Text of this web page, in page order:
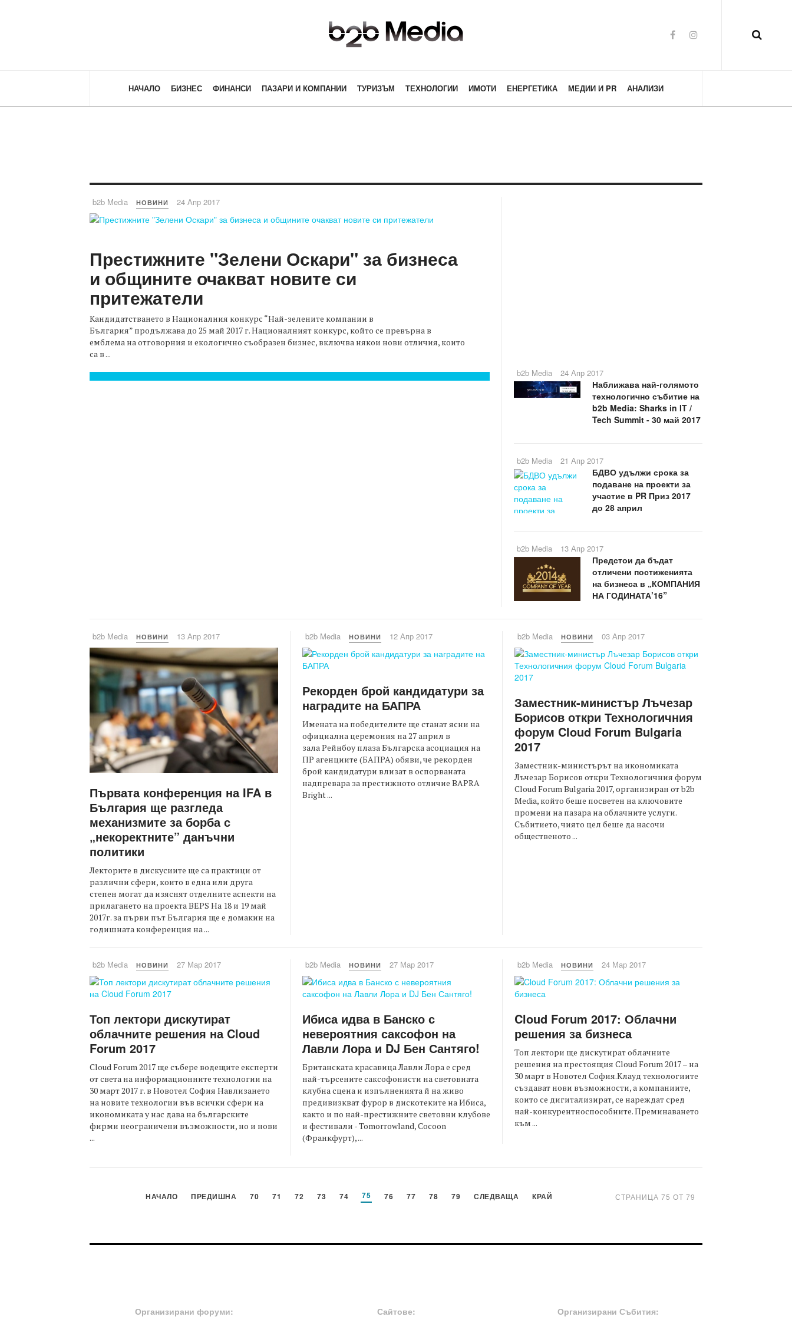
НАЧАЛО БИЗНЕС ФИНАНСИ ПАЗАРИ И КОМПАНИИ ТУРИЗЪМ ТЕХНОЛОГИИ ИМОТИ ЕНЕРГЕТИКА МЕДИИ И PR АНАЛИЗИ
b2b Media НОВИНИ 24 Апр 2017
Престижните "Зелени Оскари" за бизнеса
и общините очакват новите си
притежатели
Кандидатстването в Националния конкурс “Най-зелените компании в
България” продължава до 25 май 2017 г. Националният конкурс, който се превърна в
емблема на отговорния и екологично съобразен бизнес, включва някои нови отличия, които
са в ...
b2b Media
24 Апр 2017
Наближава най-голямото
технологично събитие на
b2b Media: Sharks in IT /
Tech Summit - 30 май 2017
b2b Media 21 Апр 2017
БДВО удължи срока за
подаване на проекти за
участие в PR Приз 2017
до 28 април
b2b Media 13 Апр 2017
Предстои да бъдат
отличени постиженията
на бизнеса в „КОМПАНИЯ
НА ГОДИНАТА’16”
b2b Media НОВИНИ 13 Апр 2017
Първата конференция на IFA в
България ще разгледа
механизмите за борба с
„некоректните” данъчни
политики
Лекторите в дискусиите ще са практици от
различни сфери, които в една или друга
степен могат да изяснят отделните аспекти на
прилагането на проекта BEPS На 18 и 19 май
2017г. за първи път България ще е домакин на
годишната конференция на ...
b2b Media НОВИНИ 12 Апр 2017
Рекорден брой кандидатури за
наградите на БАПРА
Имената на победителите ще станат ясни на
официална церемония на 27 април в
зала Рейнбоу плаза Българска асоциация на
ПР агенциите (БАПРА) обяви, че рекорден
брой кандидатури влизат в оспорваната
надпревара за престижното отличие BAPRA
Bright ...
b2b Media НОВИНИ 03 Апр 2017
Заместник-министър Лъчезар
Борисов откри Технологичния
форум Cloud Forum Bulgaria
2017
Заместник-министърът на икономиката
Лъчезар Борисов откри Технологичния форум
Cloud Forum Bulgaria 2017, организиран от b2b
Media, който беше посветен на ключовите
промени на пазара на облачните услуги.
Събитието, чиято цел беше да насочи
общественото ...
b2b Media НОВИНИ 27 Мар 2017
Топ лектори дискутират
облачните решения на Cloud
Forum 2017
Cloud Forum 2017 ще събере водещите експерти
от света на информационните технологии на
30 март 2017 г. в Новотел София Навлизането
на новите технологии във всички сфери на
икономиката у нас дава на българските
фирми неограничени възможности, но и нови
...
b2b Media НОВИНИ 27 Мар 2017
Ибиса идва в Банско с
невероятния саксофон на
Лавли Лора и DJ Бен Сантяго!
Британската красавица Лавли Лора е сред
най-търсените саксофонисти на световната
клубна сцена и изпълненията й на живо
предивизкват фурор в дискотеките на Ибиса,
както и по най-престижните световни клубове
и фестивали - Tomorrowland, Cocoon
(Франкфурт), ...
b2b Media НОВИНИ 24 Мар 2017
Cloud Forum 2017: Облачни
решения за бизнеса
Топ лектори ще дискутират облачните
решения на престоящия Cloud Forum 2017 – на
30 март в Новотел София.Клауд технологиите
създават нови възможности, а компаниите,
които се дигитализират, се нареждат сред
най-конкурентноспособните. Преминаването
към ...
СТРАНИЦА 75 ОТ 79
НАЧАЛО ПРЕДИШНА 70 71 72 73 74 75 76 77 78 79 СЛЕДВАЩА КРАЙ
Организирани форуми: Сайтове: Организирани Събития: